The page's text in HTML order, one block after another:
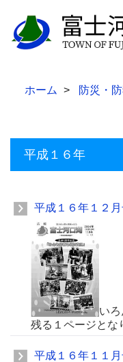
ホーム 防災・
平成１６年
平成１６年１２
い
残る１ページとな
平成１６年１１